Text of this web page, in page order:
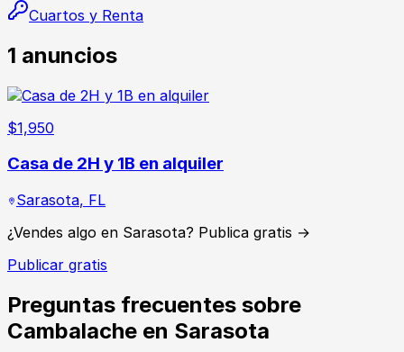
Cuartos y Renta
1 anuncios
$1,950
Casa de 2H y 1B en alquiler
Sarasota, FL
¿Vendes algo en Sarasota? Publica gratis →
Publicar gratis
Preguntas frecuentes sobre
Cambalache en Sarasota